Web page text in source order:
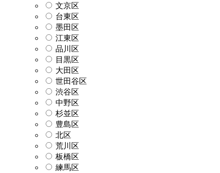
文京区
台東区
墨田区
江東区
品川区
目黒区
大田区
世田谷区
渋谷区
中野区
杉並区
豊島区
北区
荒川区
板橋区
練馬区